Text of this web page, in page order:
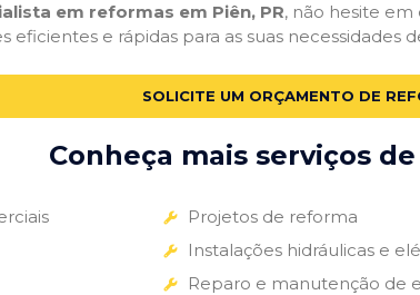
em reformas em Piên, PR, não hesite em
eficientes e rápidas para as suas necessidades
SOLICITE UM ORÇAMENTO DE
Conheça mais serviços
Projetos de reforma
Instalações hidráulicas e
Reparo e manutenção de